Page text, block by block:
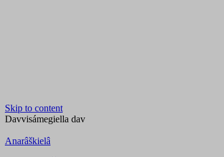
Skip to content
Davvisámegiella dav
Anarâškielâ